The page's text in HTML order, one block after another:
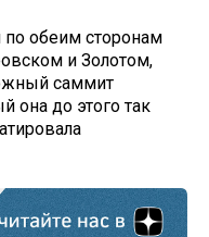
по обеим сторонам
и Золотом,
саммит
она до этого так